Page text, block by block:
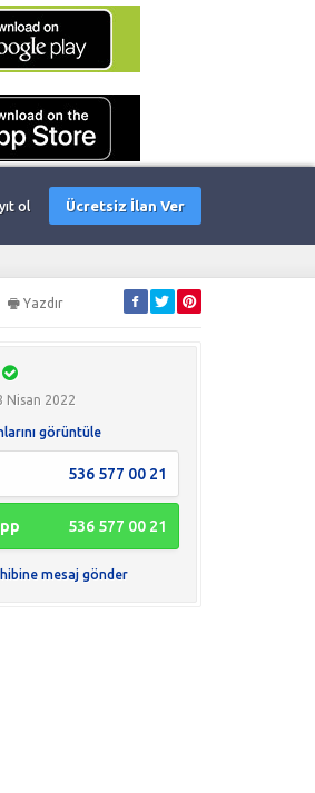
ol Ücretsiz İlan Ver
Yazdır
Nisan 2022
görüntüle
536 577 00 21
536 577 00 21
mesaj gönder